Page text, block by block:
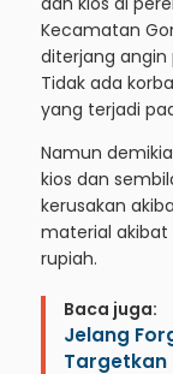
Kecamatan
diterjang angin
Tidak ada
yang terjadi
Namun
kios dan
kerusakan
material
rupiah.
Baca juga:
Jelang
Targetkan